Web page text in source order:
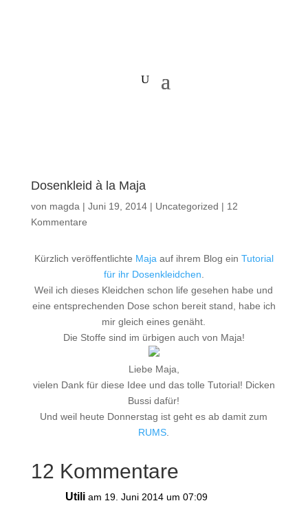
Dosenkleid à la Maja
von magda | Juni 19, 2014| Uncategorized | 12
Kommentare
Kürzlich veröffentlichte Maja auf ihrem Blog ein Tutorial
für ihr Dosenkleidchen
Weil ich dieses Kleidchen schon life gesehen habe und
eine entsprechenden Dose schon bereit stand, habe ich
mir gleich eines genäht.
Die Stoffe sind im ürbigen auch von Maja!
Liebe Maja,
vielen Dank für diese Idee und das tolle Tutorial! Dicken
Bussi dafür!
Und weil heute Donnerstag ist geht es ab damit zum
RUMS
12 Kommentare
Utili am 19. Juni 2014 um 07:09